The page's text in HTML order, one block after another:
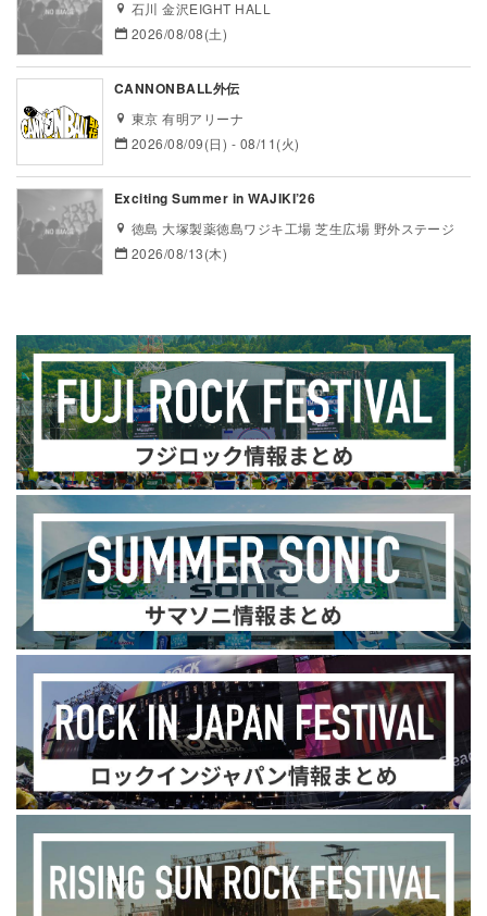
石川 金沢EIGHT HALL
2026/08/08(土)
CANNONBALL外伝
東京 有明アリーナ
2026/08/09(日) - 08/11(火)
Exciting Summer in WAJIKI’26
徳島 大塚製薬徳島ワジキ工場 芝生広場 野外ステージ
2026/08/13(木)